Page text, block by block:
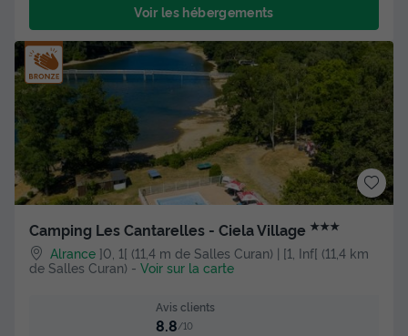
Voir les hébergements
Camping Les Cantarelles - Ciela Village ★★★
Alrance ]0, 1[ (11,4 m de Salles Curan) | [1, Inf[ (11,4 km
de Salles Curan) - Voir sur la carte
Avis clients
8.8/10